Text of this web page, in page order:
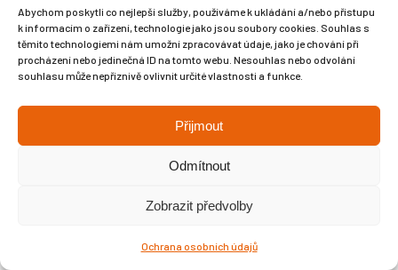
Abychom poskytli co nejlepší služby, používáme k ukládání a/nebo přístupu
k informacím o zařízení, technologie jako jsou soubory cookies. Souhlas s
těmito technologiemi nám umožní zpracovávat údaje, jako je chování při
procházení nebo jedinečná ID na tomto webu. Nesouhlas nebo odvolání
souhlasu může nepříznivě ovlivnit určité vlastnosti a funkce.
Přijmout
Odmítnout
Zobrazit předvolby
Ochrana osobních údajů